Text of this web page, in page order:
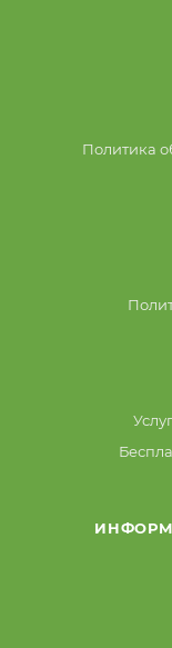
Политика